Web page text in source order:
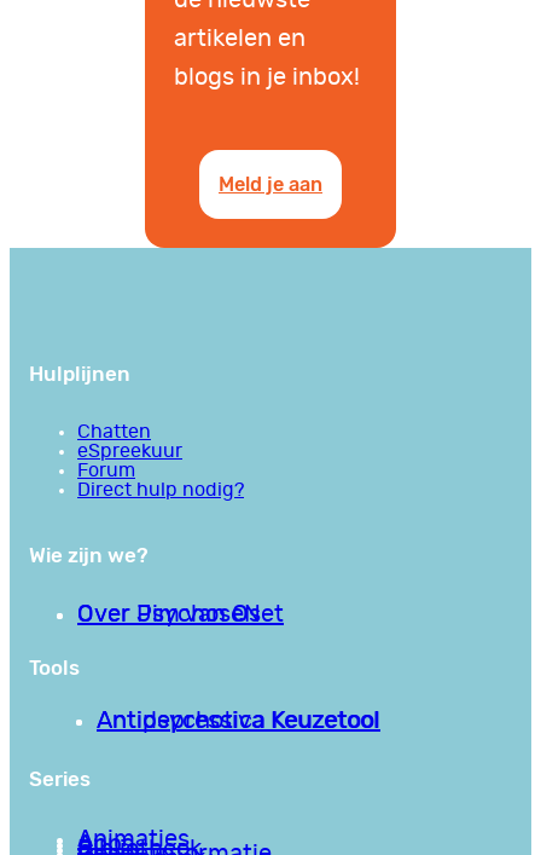
artikelen en
blogs in je inbox!
Meld je aan
Hulplijnen
Chatten
eSpreekuur
Forum
Direct hulp nodig?
Wie zijn we?
Over PsychoseNet
Over Jim van Os
Tools
Antipsychotica Keuzetool
Antidepressiva Keuzetool
Series
Animaties
Apps
Bibliotheek